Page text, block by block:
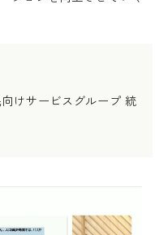
けサービスグループ 統